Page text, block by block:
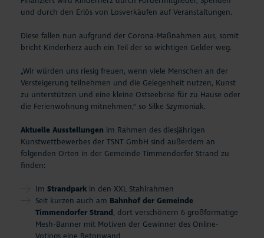
und durch den Erlös von Losverkäufen auf Veranstaltungen.
Diese fallen nun aufgrund der Corona-Maßnahmen aus, somit
bricht Kinderherz auch ein Teil der so wichtigen Gelder weg.
„Wir würden uns riesig freuen, wenn viele Menschen an der
Versteigerung teilnehmen und die Gelegenheit nutzen, Kunst
zu unterstützen und eine kleine Ostseebrise für zu Hause oder
die Ferienwohnung mitnehmen,“ so Silke Szymoniak.
Aktuelle Ausstellungen im Rahmen des diesjährigen
Kunstwettbewerbes der TSNT GmbH sind außerdem an
folgenden Orten in der Gemeinde Timmendorfer Strand zu
finden:
Im Strandpark in den XXL Stahlrahmen
Seit kurzen auch am Bahnhof der Gemeinde
Timmendorfer Strand , dort verschönern 6 großformatige
Mesh-Banner mit Motiven der Gewinner des Online-
Votings eine Betonwand